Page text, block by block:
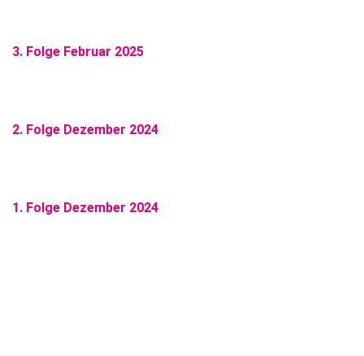
3. Folge Februar 2025
2. Folge Dezember 2024
1. Folge Dezember 2024